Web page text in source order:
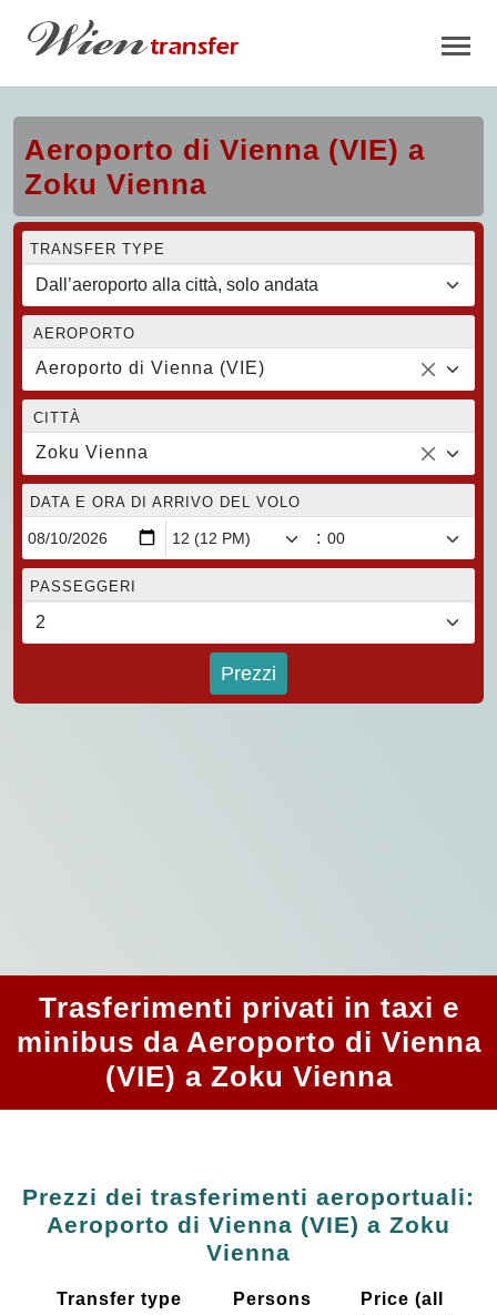
Aeroporto di Vienna (VIE) a
Zoku Vienna
TRANSFER TYPE
AEROPORTO
Aeroporto di Vienna (VIE)
CITTÀ
Zoku Vienna
DATA E ORA DI ARRIVO DEL VOLO
:
PASSEGGERI
Prezzi
Trasferimenti privati in taxi e
minibus da Aeroporto di Vienna
(VIE) a Zoku Vienna
Prezzi dei trasferimenti aeroportuali:
Aeroporto di Vienna (VIE) a Zoku
Vienna
Transfer type Persons
Price (all